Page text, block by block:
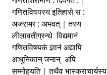
गणितविषयस्य इतिहासे स :
अजरामर : अभवत् | तस्य
लीलावतीग्रन्थे विद्यमानं
गणितविषयकं ज्ञानं अद्यापि
आधुनिकान् जनान् अपि
सम्मोहयति | तथैव भास्कराचार्यस्य